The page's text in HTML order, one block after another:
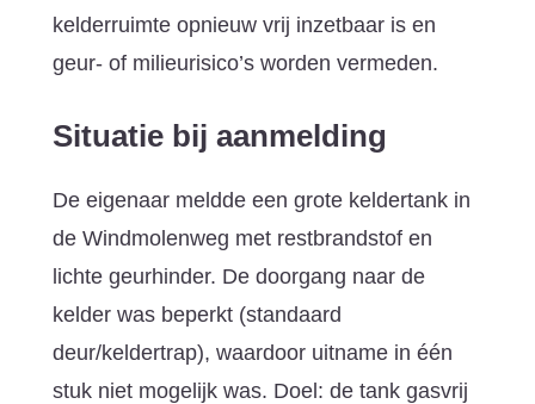
kelderruimte opnieuw vrij inzetbaar is en
geur- of milieurisico’s worden vermeden.
Situatie bij aanmelding
De eigenaar meldde een grote keldertank in
de Windmolenweg met restbrandstof en
lichte geurhinder. De doorgang naar de
kelder was beperkt (standaard
deur/keldertrap), waardoor uitname in één
stuk niet mogelijk was. Doel: de tank gasvrij